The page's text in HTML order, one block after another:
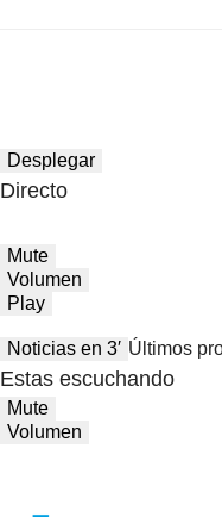
Desplegar
Directo
Mute
Volumen
Play
Noticias en 3′ Últimos
Estas escuchando
Mute
Volumen